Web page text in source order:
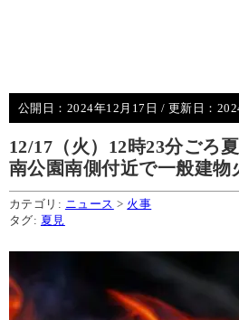
公開日： 2024年12月17日 / 更新日：
12/17（火）12時23分ごろ
南公園南側付近で一般建物
カテゴリ: ニュース > 火事
タグ: 夏見